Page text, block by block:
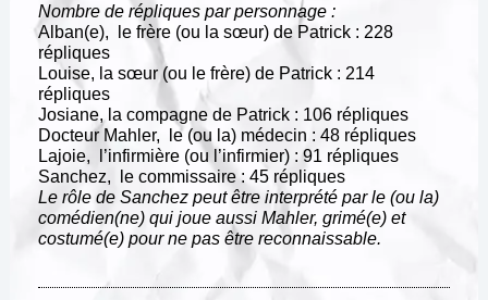
Nombre de répliques par personnage :
Alban(e), le frère (ou la sœur) de Patrick : 228
répliques
Louise, la sœur (ou le frère) de Patrick : 214
répliques
Josiane, la compagne de Patrick : 106 répliques
Docteur Mahler, le (ou la) médecin : 48 répliques
Lajoie, l’infirmière (ou l’infirmier) : 91 répliques
Sanchez, le commissaire : 45 répliques
Le rôle de Sanchez peut être interprété par le (ou la)
comédien(ne) qui joue aussi Mahler, grimé(e) et
costumé(e) pour ne pas être reconnaissable.